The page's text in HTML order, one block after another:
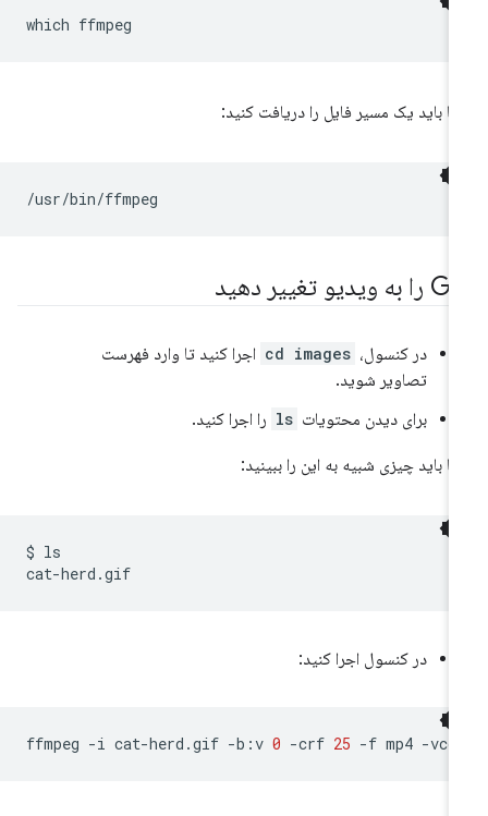
which
باید یک مسیر فایل را دریافت کنید:
در کنسول، cd images اجرا کنید تا وارد فهرست
تصاویر شوید.
برای دیدن محتویات ls را اجرا کنید.
باید چیزی شبیه به این را ببینید:
$
در کنسول اجرا کنید:
ffmpeg -i cat-herd.gif -b:v 0 -crf 25 -f mp4 -